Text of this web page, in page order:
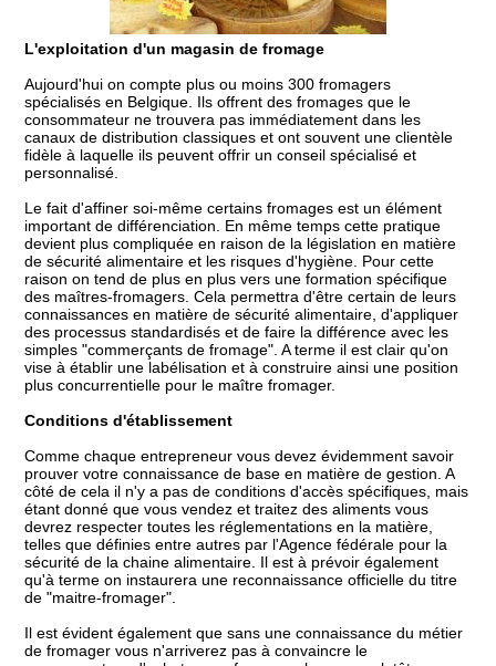
L'exploitation d'un magasin de fromage
Aujourd'hui on compte plus ou moins 300 fromagers
spécialisés en Belgique. Ils offrent des fromages que le
consommateur ne trouvera pas immédiatement dans les
canaux de distribution classiques et ont souvent une clientèle
fidèle à laquelle ils peuvent offrir un conseil spécialisé et
personnalisé.
Le fait d'affiner soi-même certains fromages est un élément
important de différenciation. En même temps cette pratique
devient plus compliquée en raison de la législation en matière
de sécurité alimentaire et les risques d'hygiène. Pour cette
raison on tend de plus en plus vers une formation spécifique
des maîtres-fromagers. Cela permettra d'être certain de leurs
connaissances en matière de sécurité alimentaire, d'appliquer
des processus standardisés et de faire la différence avec les
simples "commerçants de fromage". A terme il est clair qu'on
vise à établir une labélisation et à construire ainsi une position
plus concurrentielle pour le maître fromager.
Conditions d'établissement
Comme chaque entrepreneur vous devez évidemment savoir
prouver votre connaissance de base en matière de gestion. A
côté de cela il n'y a pas de conditions d'accès spécifiques, mais
étant donné que vous vendez et traitez des aliments vous
devrez respecter toutes les réglementations en la matière,
telles que définies entre autres par l'Agence fédérale pour la
sécurité de la chaine alimentaire. Il est à prévoir également
qu'à terme on instaurera une reconnaissance officielle du titre
de "maitre-fromager".
Il est évident également que sans une connaissance du métier
de fromager vous n'arriverez pas à convaincre le